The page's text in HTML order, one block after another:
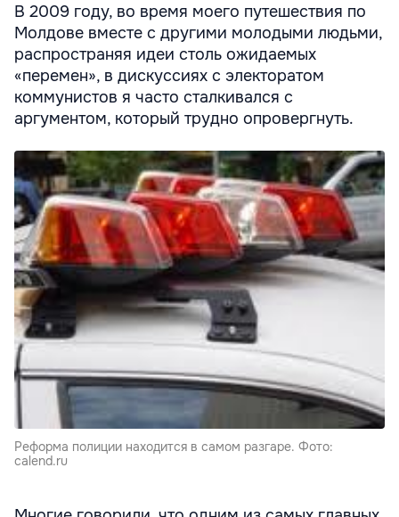
В 2009 году, во время моего путешествия по
Молдове вместе с другими молодыми людьми,
распространяя идеи столь ожидаемых
«перемен», в дискуссиях с электоратом
коммунистов я часто сталкивался с
аргументом, который трудно опровергнуть.
Реформа полиции находится в самом разгаре. Фото:
calend.ru